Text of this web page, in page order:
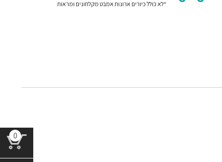
*לא כולל כיורים ארונות אמבט מקלחונים ומראות
0